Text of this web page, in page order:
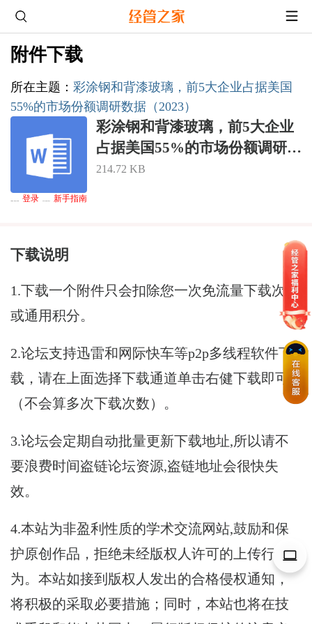
附件下载
所在主题 ： 彩涂钢和背漆玻璃，前5大企业占据美国
55%的市场份额调研数据（2023）
彩涂钢和背漆玻璃，前5大企业
占据美国55%的市场份额调研数
据（2023）.docx
214.72 KB
登录 新手指南
下载说明
1.下载一个附件只会扣除您一次免流量下载次数
或通用积分。
2.论坛支持迅雷和网际快车等p2p多线程软件下
载，请在上面选择下载通道单击右健下载即可
（不会算多次下载次数）。
3.论坛会定期自动批量更新下载地址,所以请不
要浪费时间盗链论坛资源,盗链地址会很快失
效。
4.本站为非盈利性质的学术交流网站,鼓励和保
护原创作品，拒绝未经版权人许可的上传行
为。本站如接到版权人发出的合格侵权通知，
将积极的采取必要措施；同时，本站也将在技